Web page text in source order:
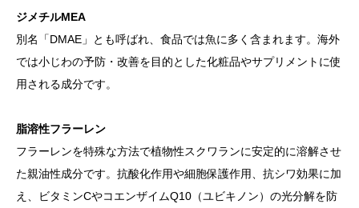
ジメチルMEA
別名「DMAE」とも呼ばれ、食品では魚に多く含まれます。海外
では小じわの予防・改善を目的とした化粧品やサプリメントに使
用される成分です。
脂溶性フラーレン
フラーレンを特殊な方法で植物性スクワランに安定的に溶解させ
た親油性成分です。抗酸化作用や細胞保護作用、抗シワ効果に加
え、ビタミンCやコエンザイムQ10（ユビキノン）の光分解を防